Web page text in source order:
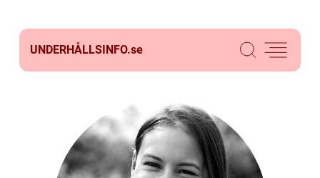
UNDERHÅLLSINFO.se